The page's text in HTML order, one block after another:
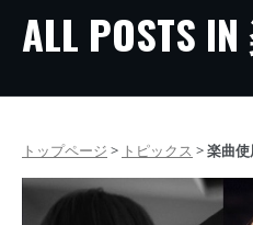
ALL POSTS
トップページ > トピックス >楽曲使